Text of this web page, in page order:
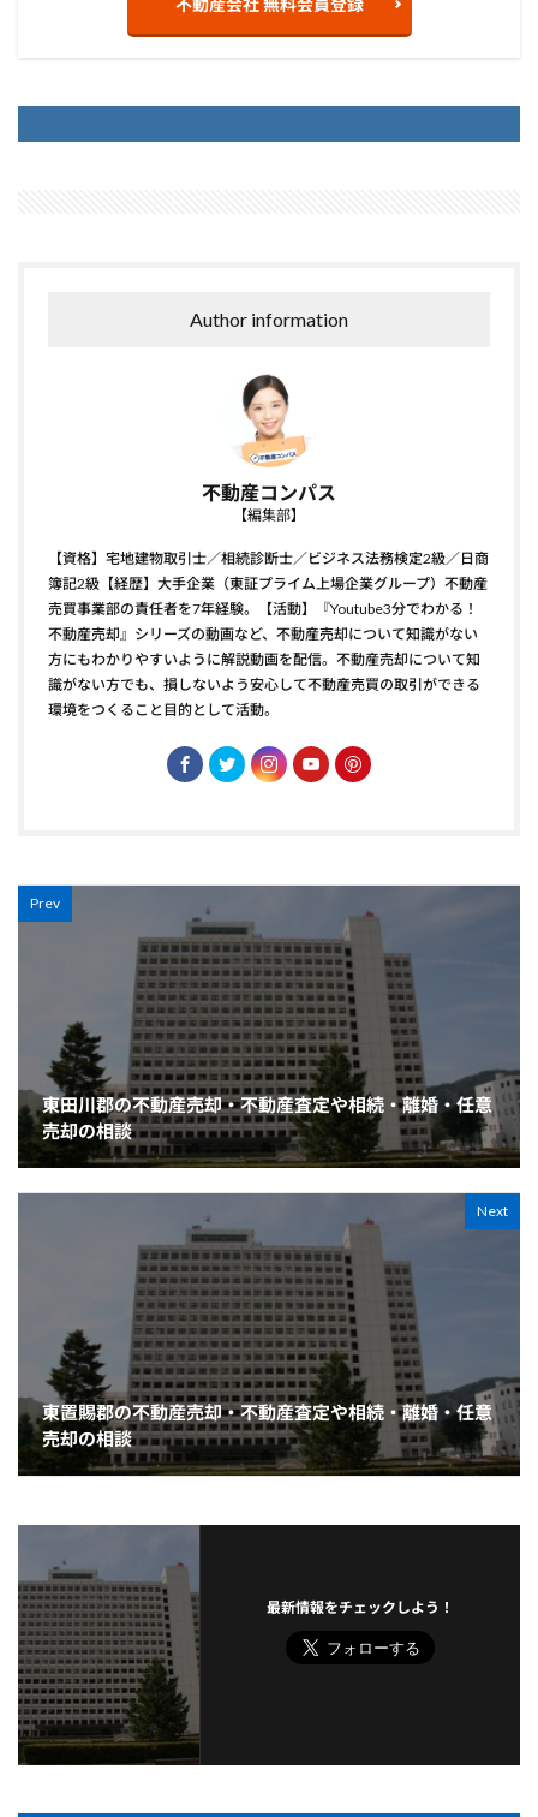
不動産会社 無料会員登録
Author information
不動産コンパス
【編集部】
【資格】宅地建物取引士／相続診断士／ビジネス法務検定2級／日商
簿記2級【経歴】大手企業（東証プライム上場企業グループ）不動産
売買事業部の責任者を7年経験。【活動】『Youtube3分でわかる！
不動産売却』シリーズの動画など、不動産売却について知識がない
方にもわかりやすいように解説動画を配信。不動産売却について知
識がない方でも、損しないよう安心して不動産売買の取引ができる
環境をつくること目的として活動。
Prev
東田川郡の不動産売却・不動産査定や相続・離婚・任意
売却の相談
Next
東置賜郡の不動産売却・不動産査定や相続・離婚・任意
売却の相談
最新情報をチェックしよう！